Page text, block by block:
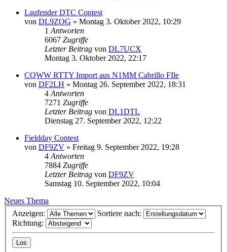
Laufender DTC Contest
von DL9ZOG » Montag 3. Oktober 2022, 10:29
1 Antworten
6067 Zugriffe
Letzter Beitrag von DL7UCX
Montag 3. Oktober 2022, 22:17
CQWW RTTY Import aus N1MM Cabrillo FIle
von DF2LH » Montag 26. September 2022, 18:31
4 Antworten
7271 Zugriffe
Letzter Beitrag von DL1DTL
Dienstag 27. September 2022, 12:22
Fieldday Contest
von DF9ZV » Freitag 9. September 2022, 19:28
4 Antworten
7884 Zugriffe
Letzter Beitrag von DF9ZV
Samstag 10. September 2022, 10:04
Neues Thema
Anzeigen:
Sortiere nach:
Richtung: